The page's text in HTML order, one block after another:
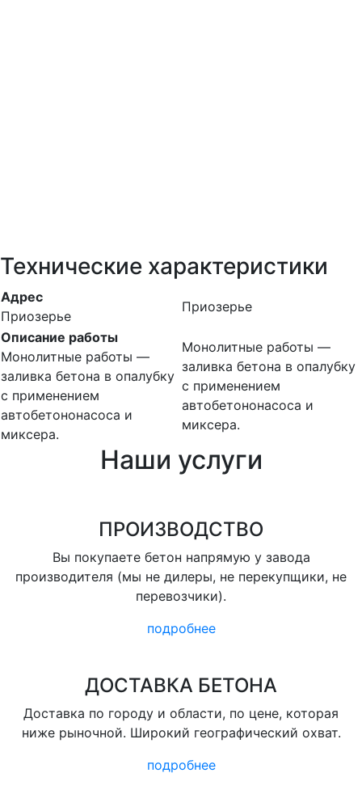
Технические характеристики
Адрес
Приозерье
Приозерье
Описание работы
Монолитные работы —
заливка бетона в опалубку
с применением
автобетононасоса и
миксера.
Монолитные работы —
заливка бетона в опалубку
с применением
автобетононасоса и
миксера.
Наши услуги
ПРОИЗВОДСТВО
Вы покупаете бетон напрямую у завода
производителя (мы не дилеры, не перекупщики, не
перевозчики).
подробнее
ДОСТАВКА БЕТОНА
Доставка по городу и области, по цене, которая
ниже рыночной. Широкий географический охват.
подробнее